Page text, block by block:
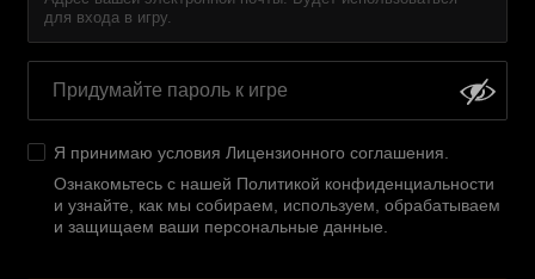
для входа в игру.
Я принимаю условия Лицензионного соглашения
Ознакомьтесь с нашей Политикой конфиденциальности
и узнайте, как мы собираем, используем, обрабатываем
и защищаем ваши персональные данные